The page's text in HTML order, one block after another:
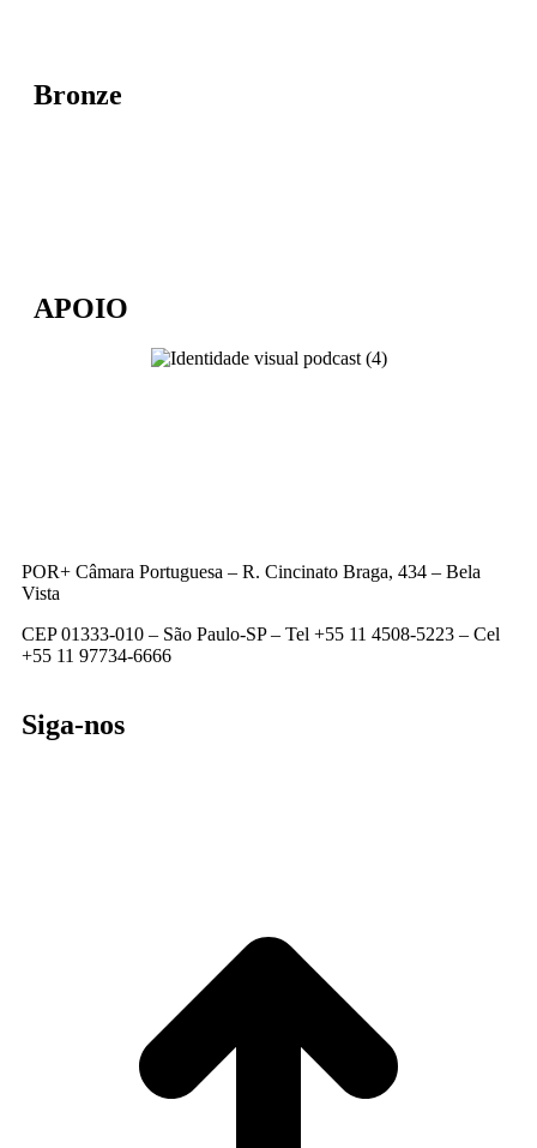
Bronze
APOIO
POR+ Câmara Portuguesa – R. Cincinato Braga, 434 – Bela
Vista
CEP 01333-010 – São Paulo-SP – Tel +55 11 4508-5223 – Cel
+55 11 97734-6666
Siga-nos